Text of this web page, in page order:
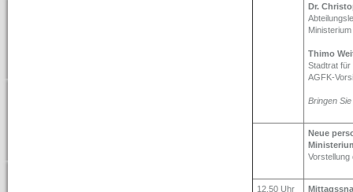
Dr.
Thimo
Stadtrat für
AGFK-
Bringen
Neue
Vorstellung
12.50 Uhr